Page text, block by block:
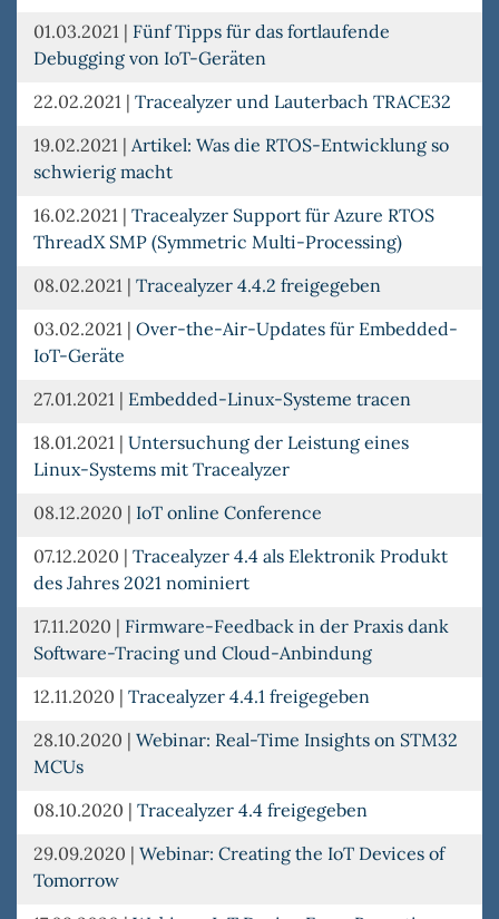
01.03.2021 | Fünf Tipps für das fortlaufende
Debugging von IoT-Geräten
22.02.2021 | Tracealyzer und Lauterbach TRACE32
19.02.2021 | Artikel: Was die RTOS-Entwicklung so
schwierig macht
16.02.2021 | Tracealyzer Support für Azure RTOS
ThreadX SMP (Symmetric Multi-Processing)
08.02.2021 | Tracealyzer 4.4.2 freigegeben
03.02.2021 | Over-the-Air-Updates für Embedded-
IoT-Geräte
27.01.2021 | Embedded-Linux-Systeme tracen
18.01.2021 | Untersuchung der Leistung eines
Linux-Systems mit Tracealyzer
08.12.2020 | IoT online Conference
07.12.2020 | Tracealyzer 4.4 als Elektronik Produkt
des Jahres 2021 nominiert
17.11.2020 | Firmware-Feedback in der Praxis dank
Software-Tracing und Cloud-Anbindung
12.11.2020 | Tracealyzer 4.4.1 freigegeben
28.10.2020 | Webinar: Real-Time Insights on STM32
MCUs
08.10.2020 | Tracealyzer 4.4 freigegeben
29.09.2020 | Webinar: Creating the IoT Devices of
Tomorrow